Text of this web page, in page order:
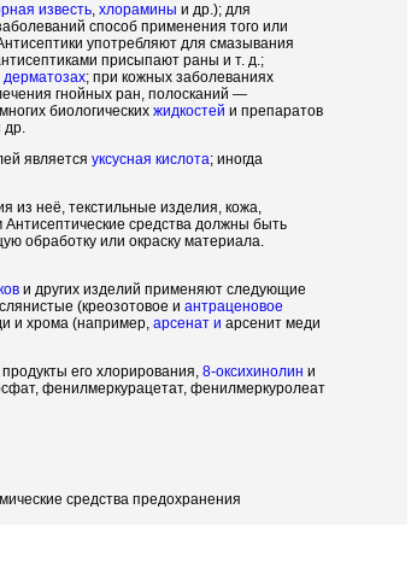
известь, хлорамины и др.); для
способ применения того или
употребляют для смазывания
присыпают раны и т. д.;
дерматозах; при кожных заболеваниях
гнойных ран, полосканий —
многих биологических жидкостей и препаратов
др.
является уксусная кислота; иногда
из неё, текстильные изделия, кожа,
средства должны быть
обработку или окраску материала.
и других изделий применяют следующие
(креозотовое и антраценовое
и хрома (например, арсенат и арсенит меди
его хлорирования, 8-оксихинолин и
фенилмеркурацетат, фенилмеркуролеат
средства предохранения